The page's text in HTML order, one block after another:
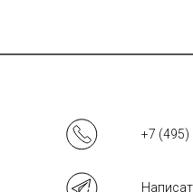
+7 (495)